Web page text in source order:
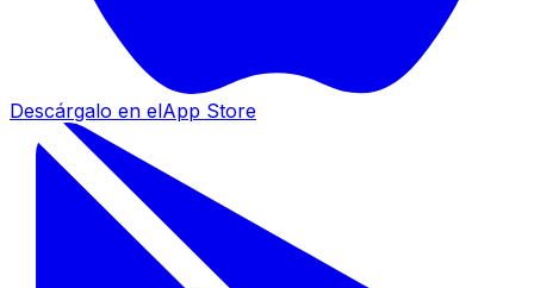
Descárgalo en elApp Store